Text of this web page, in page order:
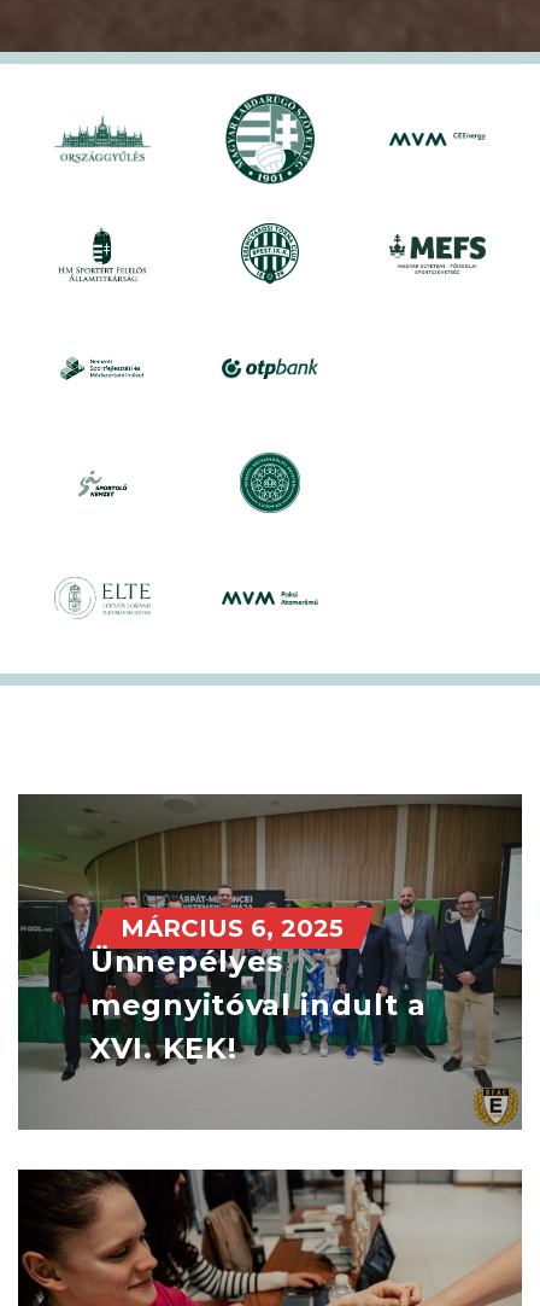
MÁRCIUS 6, 2025
Ünnepélyes
megnyitóval indult a
XVI. KEK!